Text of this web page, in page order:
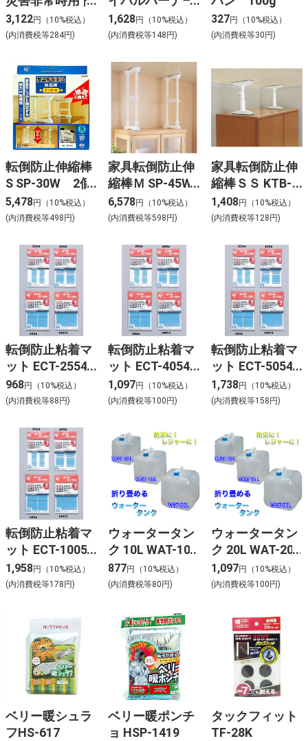
単トイレ15枚セ
ット
3,122円（10%税込）
(内消費税等284円)
NHB-05
1,628円（10%税込）
(内消費税等148円)
327円（10%税込）
(内消費税等30円)
転倒防止伸縮棒
S SP-30W 2個
セット
5,478円（10%税込）
(内消費税等498円)
家具転倒防止伸
縮棒Ｍ SP-45W
ホワイト （アイ
リスオーヤマ）
6,578円（10%税込）
(内消費税等598円)
家具転倒防止伸
縮棒ＳＳ KTB-
23 ホワイト
（アイリスオー
1,408円（10%税込）
(内消費税等128円)
転倒防止粘着マ
ット ECT-2554
ブルー （アイリ
スオーヤマ）
968円（10%税込）
(内消費税等88円)
転倒防止粘着マ
ット ECT-4054
ブルー （アイリ
スオーヤマ）
1,097円（10%税込）
(内消費税等100円)
転倒防止粘着マ
ット ECT-5054
ブルー （アイリ
スオーヤマ）
1,738円（10%税込）
(内消費税等158円)
転倒防止粘着マ
ット ECT-10051
ブルー （アイリ
スオーヤマ）
1,958円（10%税込）
(内消費税等178円)
ウォータータン
ク 10L WAT-10L
877円（10%税込）
(内消費税等80円)
ウォータータン
ク 20L WAT-20L
1,097円（10%税込）
(内消費税等100円)
ベリー暖シュラ
フHS-617
ベリー暖ポンチ
ョ HSP-1419
タックフィット
TF-28K